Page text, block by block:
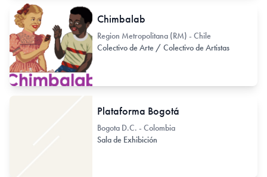
Chimbalab
Region Metropolitana (RM) - Chile
Colectivo de Arte / Colectivo de Artistas
Plataforma Bogotá
Bogota D.C. - Colombia
Sala de Exhibición